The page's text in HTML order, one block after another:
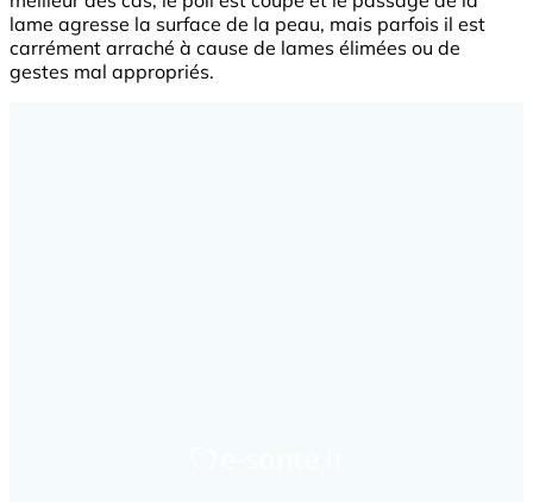
lame agresse la surface de la peau, mais parfois il est
carrément arraché à cause de lames élimées ou de
gestes mal appropriés.